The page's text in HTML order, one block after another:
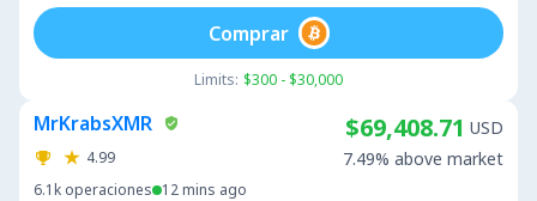
Limits: $300 - $30,000
Comprar
MrKrabsXMR
4.99
6.1k operaciones 12 mins ago
$69,408.71 USD
7.49% above market